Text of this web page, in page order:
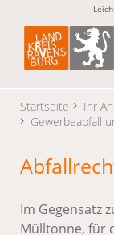
Startseite Ihr
Gewerbeabfall
Im Gegensatz
Mülltonne, für